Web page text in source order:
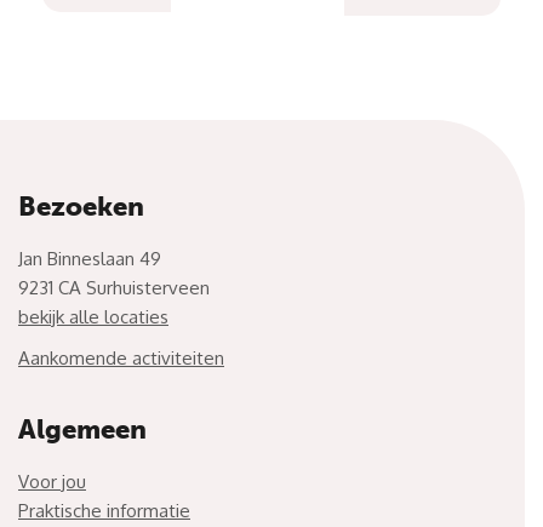
Bezoeken
Jan Binneslaan 49
9231 CA Surhuisterveen
bekijk alle locaties
Aankomende activiteiten
Algemeen
Voor jou
Praktische informatie